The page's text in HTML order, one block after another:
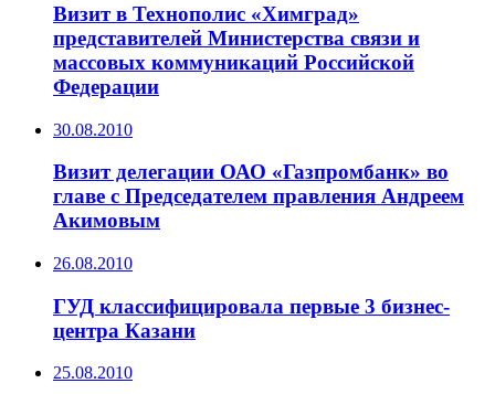
Визит в Технополис «Химград»
представителей Министерства связи и
массовых коммуникаций Российской
Федерации
30.08.2010
Визит делегации ОАО «Газпромбанк» во
главе с Председателем правления Андреем
Акимовым
26.08.2010
ГУД классифицировала первые 3 бизнес-
центра Казани
25.08.2010